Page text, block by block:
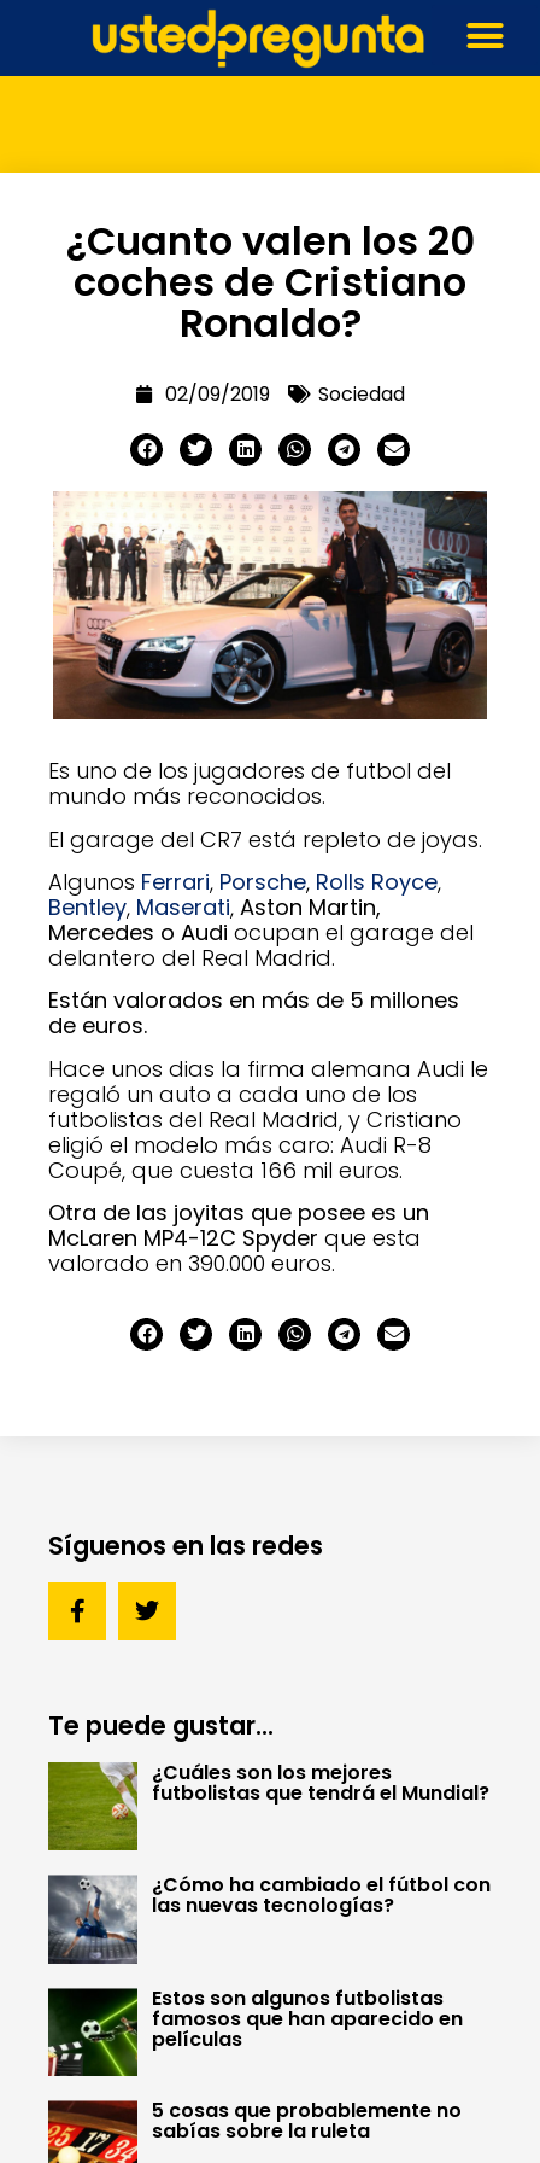
¿Cuanto valen los 20
coches de Cristiano
Ronaldo?
02/09/2019 Sociedad
Es uno de los jugadores de futbol del
mundo más reconocidos.
El garage del CR7 está repleto de joyas.
Algunos Ferrari, Porsche, Rolls Royce,
Bentley, Maserati, Aston Martin,
Mercedes o Audi ocupan el garage del
delantero del Real Madrid.
Están valorados en más de 5 millones
de euros.
Hace unos dias la firma alemana Audi le
regaló un auto a cada uno de los
futbolistas del Real Madrid, y Cristiano
eligió el modelo más caro: Audi R-8
Coupé, que cuesta 166 mil euros.
Otra de las joyitas que posee es un
McLaren MP4-12C Spyder que esta
valorado en 390.000 euros.
Síguenos en las redes
Te puede gustar...
¿Cuáles son los mejores
futbolistas que tendrá el Mundial?
¿Cómo ha cambiado el fútbol con
las nuevas tecnologías?
Estos son algunos futbolistas
famosos que han aparecido en
películas
5 cosas que probablemente no
sabías sobre la ruleta